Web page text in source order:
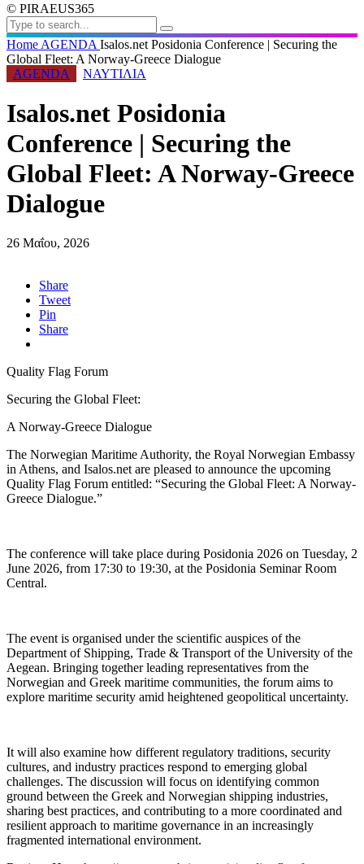
© PIRAEUS365
Home AGENDA Isalos.net Posidonia Conference | Securing the
Global Fleet: A Norway-Greece Dialogue
AGENDA
ΝΑΥΤΙΛΙΑ
Isalos.net Posidonia
Conference | Securing the
Global Fleet: A Norway-Greece
Dialogue
26 Μαΐου, 2026
Share
Tweet
Pin
Share
Quality Flag Forum
Securing the Global Fleet:
A Norway-Greece Dialogue
The Norwegian Maritime Authority, the Royal Norwegian Embassy
in Athens, and Isalos.net are pleased to announce the upcoming
Quality Flag Forum entitled: “Securing the Global Fleet: A Norway-
Greece Dialogue.”
The conference will take place during Posidonia 2026 on Tuesday, 2
June 2026, from 17:30 to 19:30, at the Posidonia Seminar Room
Central.
The event is organised under the scientific auspices of the
Department of Shipping, Trade & Transport of the University of the
Aegean. Bringing together leading representatives from the
Norwegian and Greek maritime communities, the forum aims to
explore maritime security amid heightened geopolitical uncertainty.
It will also examine how different regulatory traditions, security
cultures, and industry practices respond to emerging global
challenges. The discussion will focus on identifying common
ground between the Greek and Norwegian shipping industries,
sharing best practices, and contributing to a more coordinated and
resilient approach to maritime governance in an increasingly
fragmented international environment.